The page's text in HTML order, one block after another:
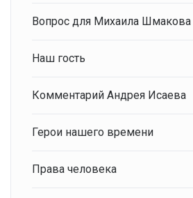
Вопрос для Михаила Шмакова
Наш гость
Комментарий Андрея Исаева
Герои нашего времени
Права человека